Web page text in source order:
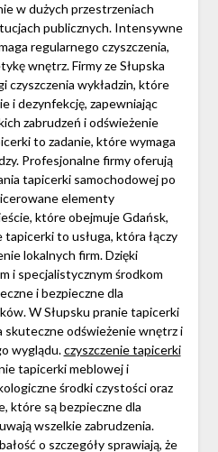
w dużych przestrzeniach
publicznych. Intensywne
regularnego czyszczenia,
wnętrz. Firmy ze Słupska
czyszczenia wykładzin, które
i dezynfekcję, zapewniając
zabrudzeń i odświeżenie
to zadanie, które wymaga
Profesjonalne firmy oferują
tapicerki samochodowej po
elementy
które obejmuje Gdańsk,
to usługa, która łączy
lokalnych firm. Dzięki
i specjalistycznym środkom
i bezpieczne dla
W Słupsku pranie tapicerki
skuteczne odświeżenie wnętrz i
wyglądu.czyszczenie tapicerki
tapicerki meblowej i
środki czystości oraz
które są bezpieczne dla
wszelkie zabrudzenia.
o szczegóły sprawiają, że